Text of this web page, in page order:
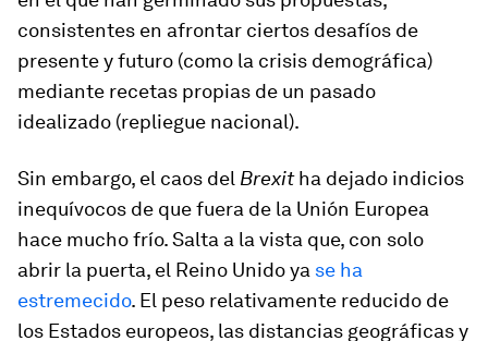
consistentes en afrontar ciertos desafíos de
presente y futuro (como la crisis demográfica)
mediante recetas propias de un pasado
idealizado (repliegue nacional).
Sin embargo, el caos del Brexitha dejado indicios
inequívocos de que fuera de la Unión Europea
hace mucho frío. Salta a la vista que, con solo
abrir la puerta, el Reino Unido ya se ha
estremecido. El peso relativamente reducido de
los Estados europeos, las distancias geográficas y